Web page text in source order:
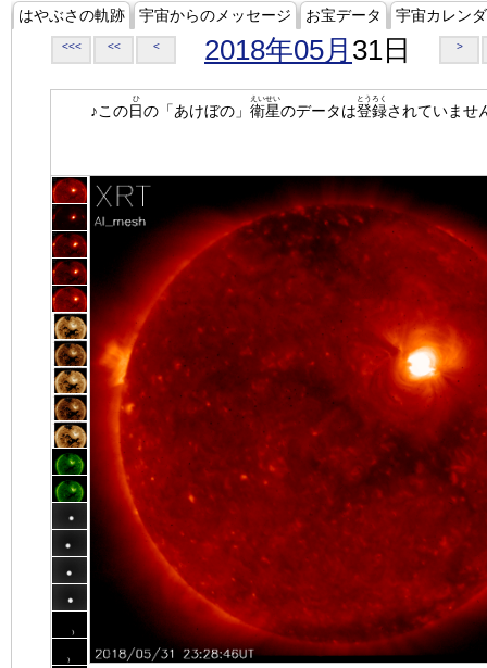
はやぶさの軌跡 宇宙からのメッセージ お宝データ 宇宙カレン
<<< << < 2018年05月 31日 >
♪この日
ひ
の「あけぼの」 衛星
えいせい
のデータは登録
とうろく
されていませ